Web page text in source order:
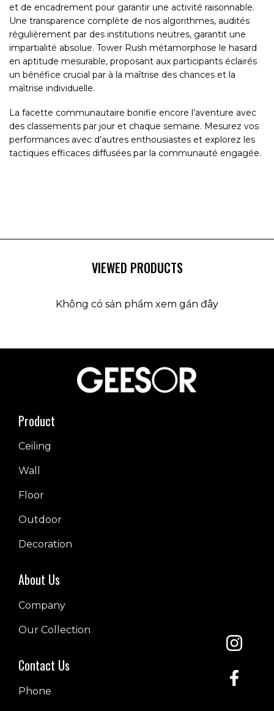
et de encadrement pour garantir une activité raisonnable.
Une transparence complète de nos algorithmes, audités
régulièrement par des institutions neutres, garantit une
impartialité absolue. Tower Rush métamorphose le hasard
en aptitude mesurable, proposant aux participants éclairés
un bénéfice crucial par à la maîtrise des chances et la
maîtrise individuelle.
La facette communautaire bonifie encore l’aventure avec
des classements par jour et chaque semaine. Mesurez vos
performances avec d’autres enthousiastes et explorez les
tactiques efficaces diffusées par la communauté engagée.
VIEWED PRODUCTS
Không có sản phẩm xem gần đây
Product
Ceiling
Wall
Floor
Outdoor
Decoration
About Us
Company
Our Collection
Contact Us
Phone